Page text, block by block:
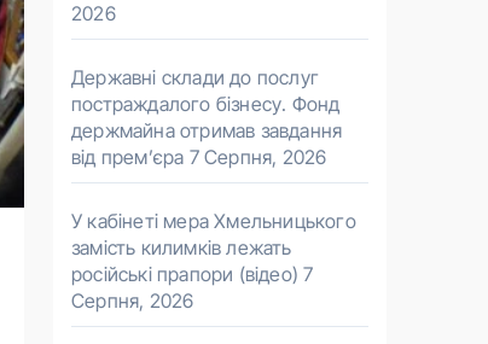
2026
Державні склади до послуг
постраждалого бізнесу. Фонд
держмайна отримав завдання
від прем’єра 7 Серпня, 2026
У кабінеті мера Хмельницького
замість килимків лежать
російські прапори (відео) 7
Серпня, 2026